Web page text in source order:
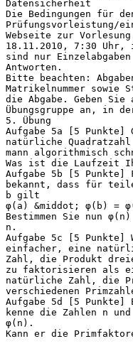
Datensicherheit
Die Bedingungen für
Prüfungsvorleistung/
Webseite zur
18.11.2010, 7:30 Uhr,
sind nur
Antworten.
Bitte beachten:
Matrikelnummer sowie
die Abgabe. Geben Sie
Übungsgruppe an, in
5. Übung
Aufgabe 5a [5 Punkte]
natürliche
mann algorithmisch
Was ist die Laufzeit
Aufgabe 5b [5
bekannt, dass für
b gilt
φ(a) &middot; φ(b) =
Bestimmen Sie nun
n.
Aufgabe 5c [5 Punkte]
einfacher, eine
Zahl, die Produkt
zu faktorisieren als
natürliche Zahl, die
verschiedenen
Aufgabe 5d [5 Punkte]
kenne die Zahlen n und
φ(n).